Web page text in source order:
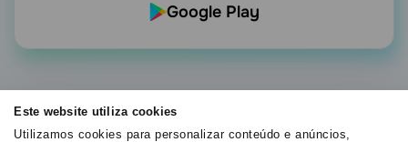
Este website utiliza cookies
Utilizamos cookies para personalizar conteúdo e anúncios,
Google Play